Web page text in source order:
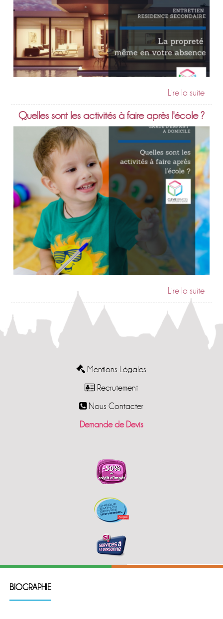
Quelles sont les activités à faire après l'école ?
Mentions Légales
Recrutement
Nous Contacter
Demande de Devis
BIOGRAPHIE